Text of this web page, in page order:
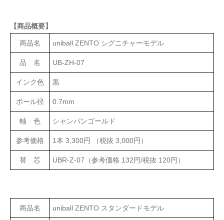
【商品概要】
商品名 uniball ZENTO シグニチャーモデル
品 名 UB-ZH-07
インク色 黒
ボール径 0.7mm
軸 色 シャンパンゴールド
参考価格 1本 3,300円 （税抜 3,000円）
替 芯 UBR-Z-07（参考価格 132円/税抜 120円）
商品名 uniball ZENTO スタンダードモデル